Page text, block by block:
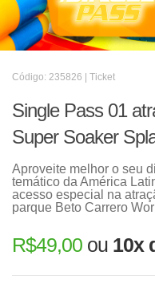
Código: 235826 | Ticket
Single Pass 01
Super Soaker
Aproveite melhor o seu
temático da América
acesso especial na
parque Beto Carrero
R$49,00 ou 10x